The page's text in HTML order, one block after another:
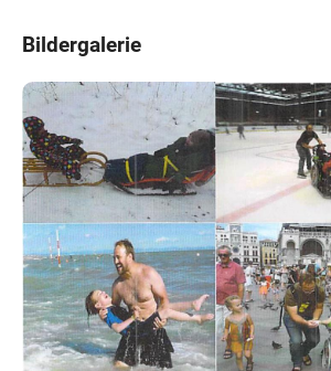
Bildergalerie